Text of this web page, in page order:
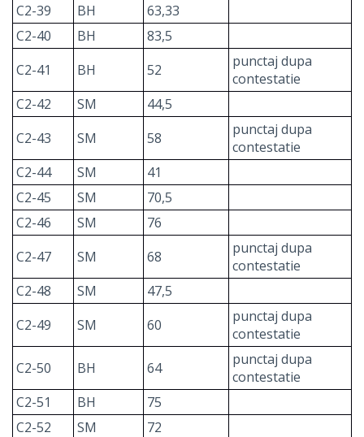
C2-39 BH
63,33
C2-40
BH
83,5
C2-41
BH 52
punctaj dupa
contestatie
C2-42
SM
44,5
C2-43
SM 58
punctaj dupa
contestatie
C2-44
SM
41
C2-45
SM
70,5
C2-46
SM
76
C2-47
SM 68
punctaj dupa
contestatie
C2-48
SM
47,5
C2-49
SM 60
punctaj dupa
contestatie
C2-50
BH 64
punctaj dupa
contestatie
C2-51
BH
75
C2-52
SM
72